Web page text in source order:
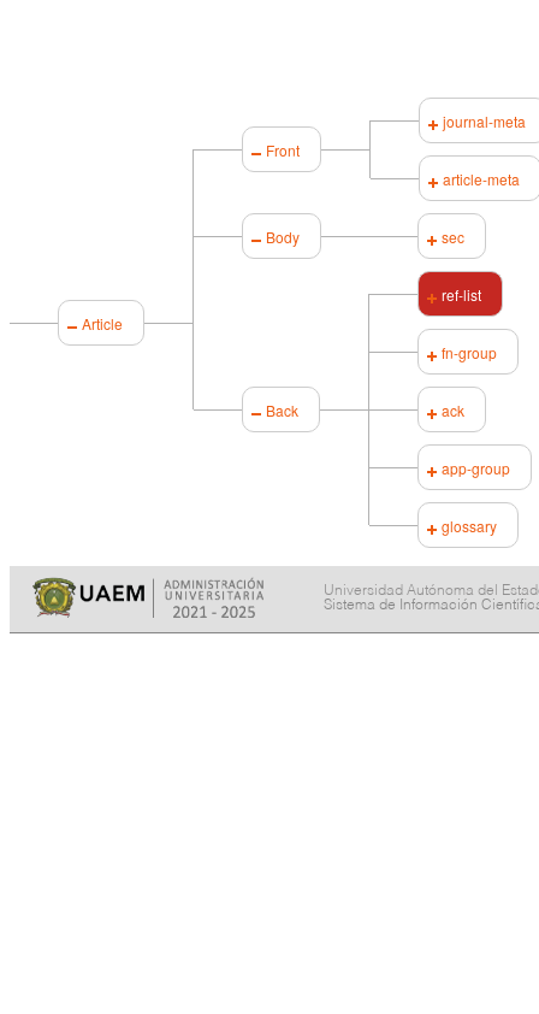
Article
Front
journal-meta
article-meta
Body sec
Back
ref-list
fn-group
ack
app-group
glossary
Universidad Autónoma del
Sistema de Información